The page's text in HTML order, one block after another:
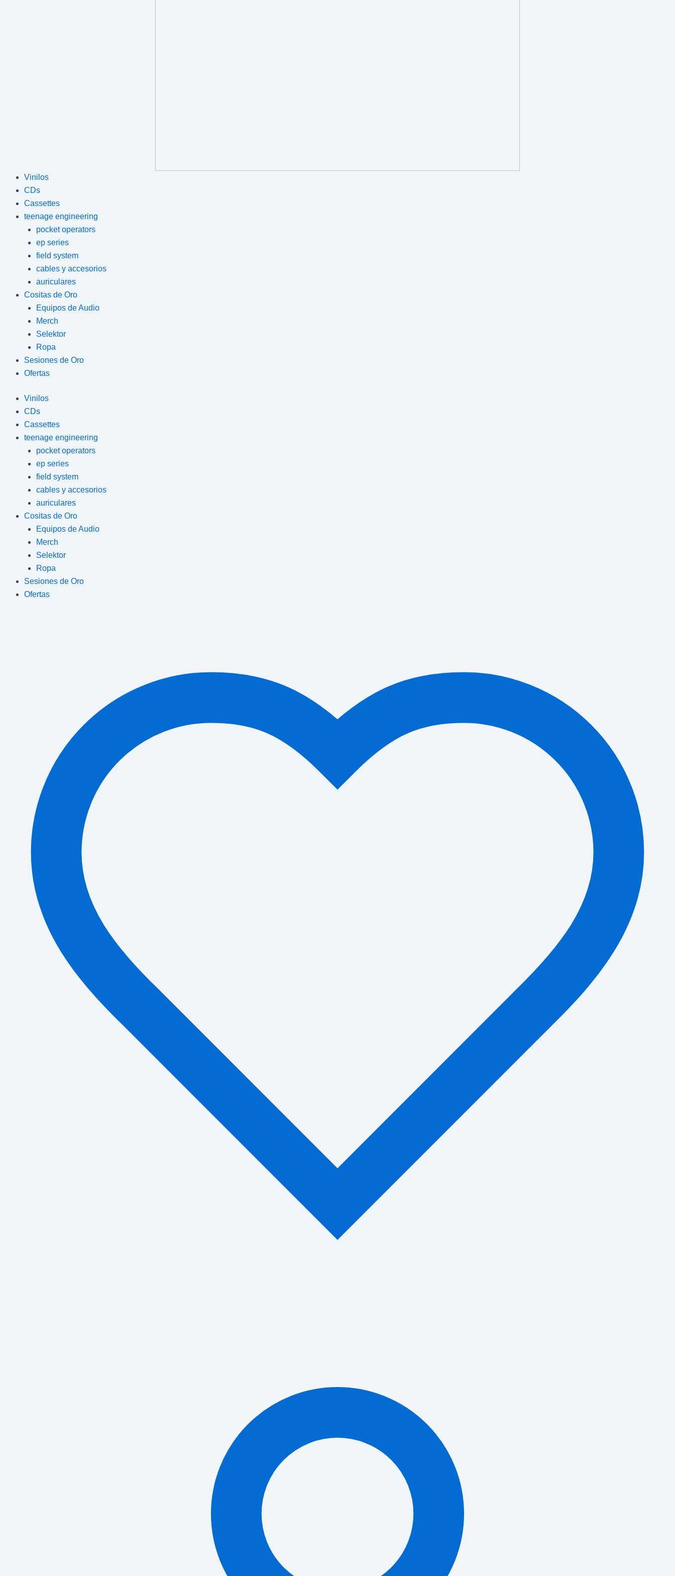
Vinilos
CDs
Cassettes
teenage engineering
pocket operators
ep series
field system
cables y accesorios
auriculares
Cositas de Oro
Equipos de Audio
Merch
Selektor
Ropa
Sesiones de Oro
Ofertas
Vinilos
CDs
Cassettes
teenage engineering
pocket operators
ep series
field system
cables y accesorios
auriculares
Cositas de Oro
Equipos de Audio
Merch
Selektor
Ropa
Sesiones de Oro
Ofertas